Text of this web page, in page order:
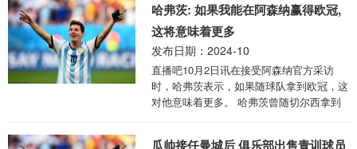
出本赛季国米的战略侧重点。 橡树资本。
今年夏天从张康阳手中接管了国际米兰，并
没有像大多数老板一样给俱乐部带来一份的
见面礼，反而以财政平衡、可持续发展为托
词，限制马洛塔、奥西利奥签约即战力球
员，在老将们又老一岁的情况下，基本很难
跟上节奏。作为投资基金，橡树资本无心长
期经营球队，意甲冠军对他们来说或许并没
有那么 ...
哈弗茨: 如果我能在阿森纳赢得欧冠,
这将意味着更多
发布日期：2024-10
直播吧10月2日讯在接受阿森纳官方采访
时，哈弗茨表示，如果随球队拿到欧冠，这
对他意味着更多。 哈弗茨曾随切尔西拿到
瓜帅接任曼城后 俱乐部出售青训球员